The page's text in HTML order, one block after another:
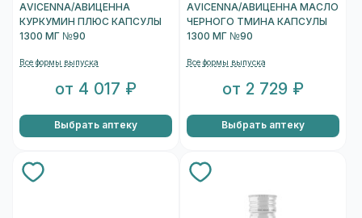
AVICENNA/АВИЦЕННА
КУРКУМИН ПЛЮС КАПСУЛЫ
1300 МГ №90
Все формы выпуска
от 4 017 ₽
Выбрать аптеку
AVICENNA/АВИЦЕННА МАСЛО
ЧЕРНОГО ТМИНА КАПСУЛЫ
1300 МГ №90
Все формы выпуска
от 2 729 ₽
Выбрать аптеку